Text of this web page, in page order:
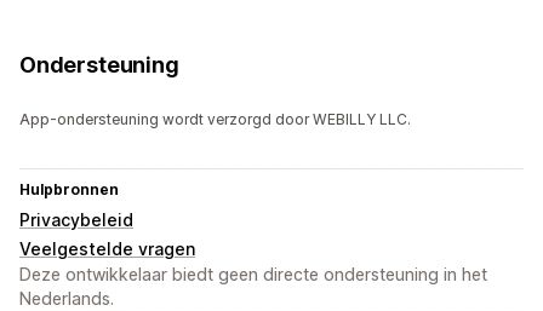
Ondersteuning
App-ondersteuning wordt verzorgd door WEBILLY LLC.
Hulpbronnen
Privacybeleid
Veelgestelde vragen
Deze ontwikkelaar biedt geen directe ondersteuning in het
Nederlands.